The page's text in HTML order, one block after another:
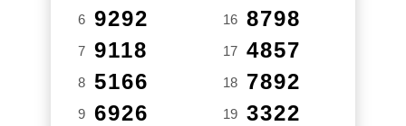
6 9292
7 9118
8 5166
9 6926
16 8798
17 4857
18 7892
19 3322